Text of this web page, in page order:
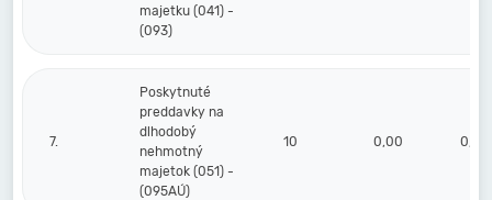
majetku (041) -
(093)
7.
Poskytnuté
preddavky na
dlhodobý
nehmotný
majetok (051) -
(095AÚ)
10 0,00 0,00